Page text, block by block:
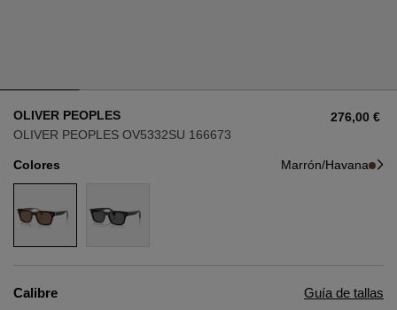
AVIADOR
OJO DE GATO
RECTANGULAR/CUADRADA
REDONDA/OVALADA
AVIADOR
OJO DE GATO
RECTANGULAR/CUADRADA
REDONDA/OVALADA
OLIVER PEOPLES
OLIVER PEOPLES OV5332SU 166673
276,00 €
Colores Marrón/Havana
Calibre Guía de tallas